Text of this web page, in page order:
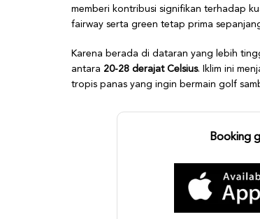
memberi kontribusi signifikan terhadap
fairway serta green tetap prima
Karena berada di dataran yang lebih
antara 20-28 derajat Celsius. Iklim ini
tropis panas yang ingin bermain golf
Booking